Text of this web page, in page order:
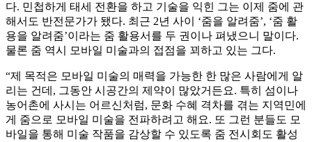
다. 민첩하게 태세 전환을 하고 기술을 익힌 그는 이제 줌에 관
해서도 반전문가가 됐다. 최근 2년 사이 ‘줌을 알려줌’, ‘줌 활
용을 알려줌’이라는 줌 활용서를 두 권이나 펴냈으니 말이다.
물론 줌 역시 모바일 미술과의 접점을 꾀하고 있는 그다.
“제 목적은 모바일 미술의 매력을 가능한 한 많은 사람에게 알
리는 건데, 그동안 시공간의 제약이 많았거든요. 특히 섬이나
농어촌에 사시는 어르신처럼, 문화 수혜 격차를 겪는 지역민에
게 줌으로 모바일 미술을 전파하려고 해요. 또 그런 분들도 모
바일을 통해 미술 작품을 감상할 수 있도록 줌 전시회도 활성